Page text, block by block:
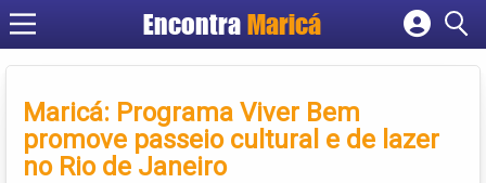
EncontraMaricá
Cadastrar empresa
Criar conta
Maricá: Programa Viver Bem
promove passeio cultural e de lazer
no Rio de Janeiro